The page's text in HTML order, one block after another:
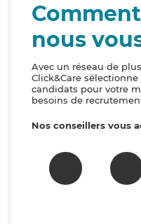
nous
Avec un réseau de
Click&Care
candidats pour votre
besoins de
Nos conseillers vous